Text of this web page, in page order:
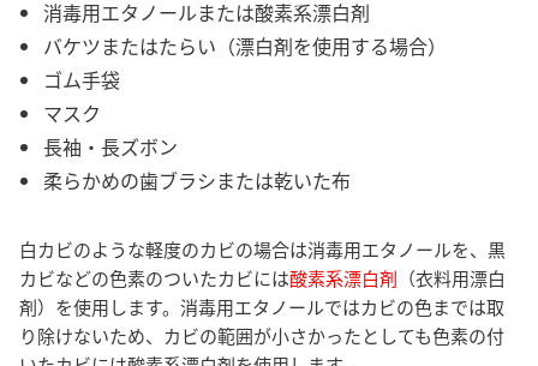
消毒用エタノールまたは酸素系漂白剤
バケツまたはたらい（漂白剤を使用する場合）
ゴム手袋
マスク
長袖・長ズボン
柔らかめの歯ブラシまたは乾いた布
白カビのような軽度のカビの場合は消毒用エタノールを、黒
カビなどの色素のついたカビには酸素系漂白剤 （衣料用漂白
剤）を使用します。消毒用エタノールではカビの色までは取
り除けないため、カビの範囲が小さかったとしても色素の付